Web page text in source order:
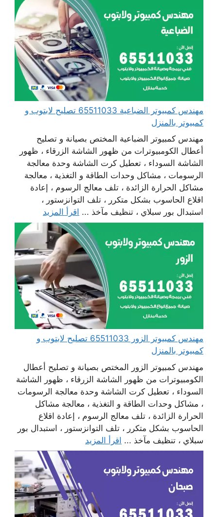
مهندس كمبيوتر الضباعية 65511033 تصليح لابتوب و
كمبيوتر بالمنزل
مهندس كمبيوتر الضباعية المختص بصيانة و تصليح
أعطال الكومبيوترات من ظهور الشاشة الزرقاء ، ظهور
الشاشة السوداء ، تعطيل كرت الشاشة وحدة معالجة
الرسومات ، مشاكل وحدات الطاقة و التغذية ، معالجة
مشاكل الحرارة الزائدة ، تلف معالج الرسوم ، إعادة
اقلاع الحاسوب بشكل متكرر ، تلف التوانزستور ،
استبدال بور سبلاي ، تنظيف مآخذ ... اقرأ المزيد
مهندس كمبيوتر الزور 65511033 تصليح لابتوب و
كمبيوتر بالمنزل
مهندس كمبيوتر الزور المختص بصيانة و تصليح أعطال
الكومبيوترات من ظهور الشاشة الزرقاء ، ظهور الشاشة
السوداء ، تعطيل كرت الشاشة وحدة معالجة الرسومات
، مشاكل وحدات الطاقة و التغذية ، معالجة مشاكل
الحرارة الزائدة ، تلف معالج الرسوم ، إعادة اقلاع
الحاسوب بشكل متكرر ، تلف التوانزستور ، استبدال بور
سبلاي ، تنظيف مآخذ ... اقرأ المزيد